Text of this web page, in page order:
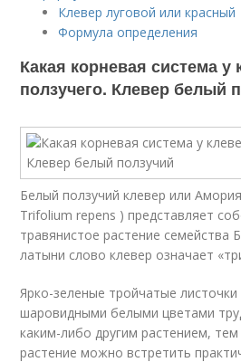
Клевер луговой или красный
Формула определения
Какая корневая система у
ползучего. Клевер белый
Белый ползучий клевер или
Trifolium repens ) представляет
травянистое растение семейства
латыни слово клевер означает
Ярко-зеленые тройчатые
шаровидными белыми цветами
каким-либо другим растением,
растение можно встретить